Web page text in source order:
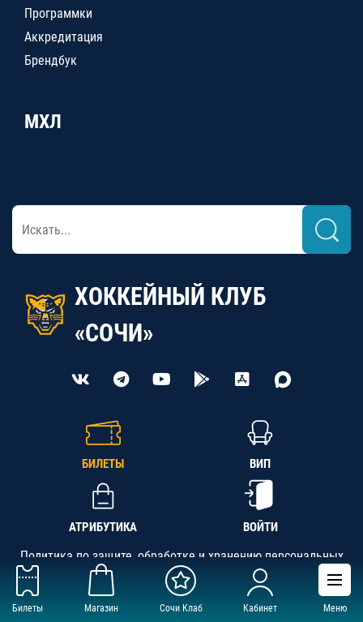
Билеты Магазин Сочи Клаб Кабинет Меню
Программки
Аккредитация
Брендбук
МХЛ
ХОККЕЙНЫЙ КЛУБ
«СОЧИ»
БИЛЕТЫ ВИП
АТРИБУТИКА ВОЙТИ
Политика по защите, обработке и хранению персональных
данных
АНО «СК «Кубань-Регион», ОГРН 1142300002349,